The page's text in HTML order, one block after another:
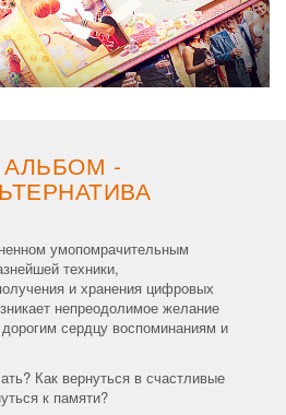
-
умопомрачительным
техники,
и хранения цифровых
непреодолимое желание
сердцу воспоминаниям и
Как вернуться в счастливые
к памяти?